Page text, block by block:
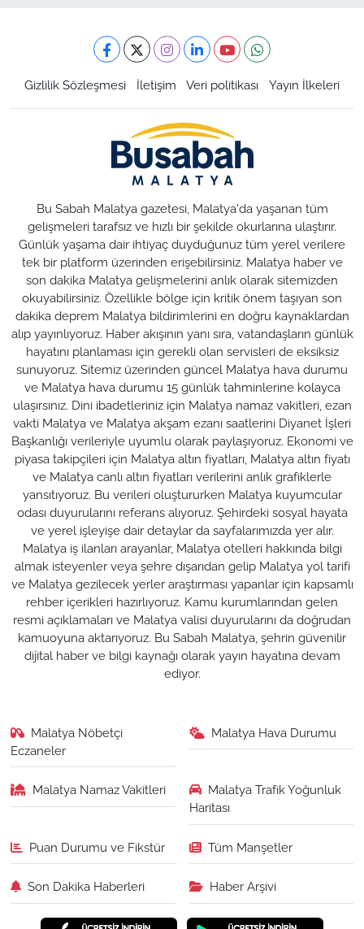
Gizlilik Sözleşmesi İletişim Veri politikası Yayın İlkeleri
Bu Sabah Malatya gazetesi, Malatya'da yaşanan tüm
gelişmeleri tarafsız ve hızlı bir şekilde okurlarına ulaştırır.
Günlük yaşama dair ihtiyaç duyduğunuz tüm yerel verilere
tek bir platform üzerinden erişebilirsiniz. Malatya haber ve
son dakika Malatya gelişmelerini anlık olarak sitemizden
okuyabilirsiniz. Özellikle bölge için kritik önem taşıyan son
dakika deprem Malatya bildirimlerini en doğru kaynaklardan
alıp yayınlıyoruz. Haber akışının yanı sıra, vatandaşların günlük
hayatını planlaması için gerekli olan servisleri de eksiksiz
sunuyoruz. Sitemiz üzerinden güncel Malatya hava durumu
ve Malatya hava durumu 15 günlük tahminlerine kolayca
ulaşırsınız. Dini ibadetleriniz için Malatya namaz vakitleri, ezan
vakti Malatya ve Malatya akşam ezanı saatlerini Diyanet İşleri
Başkanlığı verileriyle uyumlu olarak paylaşıyoruz. Ekonomi ve
piyasa takipçileri için Malatya altın fiyatları, Malatya altın fiyatı
ve Malatya canlı altın fiyatları verilerini anlık grafiklerle
yansıtıyoruz. Bu verileri oluştururken Malatya kuyumcular
odası duyurularını referans alıyoruz. Şehirdeki sosyal hayata
ve yerel işleyişe dair detaylar da sayfalarımızda yer alır.
Malatya iş ilanları arayanlar, Malatya otelleri hakkında bilgi
almak isteyenler veya şehre dışarıdan gelip Malatya yol tarifi
ve Malatya gezilecek yerler araştırması yapanlar için kapsamlı
rehber içerikleri hazırlıyoruz. Kamu kurumlarından gelen
resmi açıklamaları ve Malatya valisi duyurularını da doğrudan
kamuoyuna aktarıyoruz. Bu Sabah Malatya, şehrin güvenilir
dijital haber ve bilgi kaynağı olarak yayın hayatına devam
ediyor.
Malatya Nöbetçi
Eczaneler
Malatya Hava Durumu
Malatya Namaz Vakitleri
Malatya Trafik Yoğunluk
Haritası
Puan Durumu ve Fikstür Tüm Manşetler
Son Dakika Haberleri Haber Arşivi